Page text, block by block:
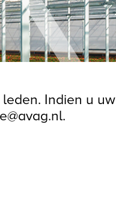
Indien u uw